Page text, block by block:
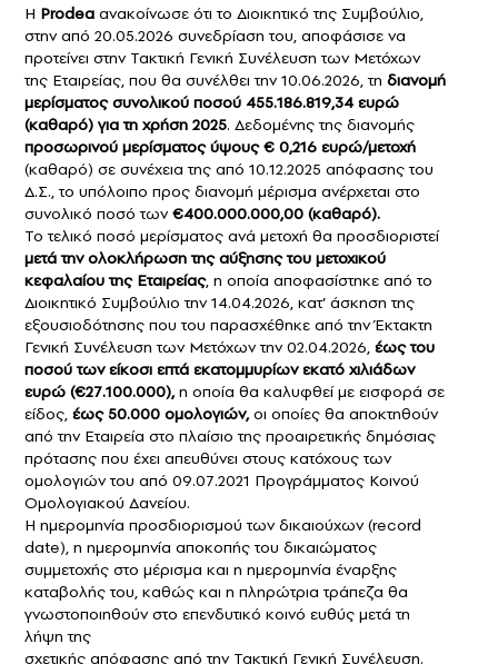
Η Prodea ανακοίνωσε ότι το Διοικητικό της Συμβούλιο,
στην από 20.05.2026 συνεδρίαση του, αποφάσισε να
προτείνει στην Τακτική Γενική Συνέλευση των Μετόχων
της Εταιρείας, που θα συνέλθει την 10.06.2026, τη διανομή
μερίσματοςσυνολικού ποσού 455.186.819,34 ευρώ
(καθαρό) για τη χρήση 2025. Δεδομένης της διανομής
προσωρινού μερίσματος ύψους € 0,216 ευρώ/μετοχή
(καθαρό) σε συνέχεια της από 10.12.2025 απόφασης του
Δ.Σ., το υπόλοιπο προς διανομή μέρισμα ανέρχεται στο
συνολικό ποσό των€400.000.000,00 (καθαρό).
Το τελικό ποσό μερίσματος ανά μετοχή θα προσδιοριστεί
μετά την ολοκλήρωση της αύξησης του μετοχικού
κεφαλαίου της Εταιρείας, η οποία αποφασίστηκε από το
Διοικητικό Συμβούλιο την 14.04.2026, κατ’ άσκηση της
εξουσιοδότησης που του παρασχέθηκε από την Έκτακτη
Γενική Συνέλευση των Μετόχων την 02.04.2026, έως του
ποσού των είκοσι επτά εκατομμυρίων εκατό χιλιάδων
ευρώ (€27.100.000),η οποία θα καλυφθεί με εισφορά σε
είδος, έως 50.000 ομολογιών,οι οποίες θα αποκτηθούν
από την Εταιρεία στο πλαίσιο της προαιρετικής δημόσιας
πρότασης που έχει απευθύνει στους κατόχους των
ομολογιών του από 09.07.2021 Προγράμματος Κοινού
Ομολογιακού Δανείου.
Η ημερομηνία προσδιορισμού των δικαιούχων (record
date), η ημερομηνία αποκοπής του δικαιώματος
συμμετοχής στο μέρισμα και η ημερομηνία έναρξης
καταβολής του, καθώς και η πληρώτρια τράπεζα θα
γνωστοποιηθούν στο επενδυτικό κοινό ευθύς μετά τη
λήψη της
σχετικής απόφασης από την Τακτική Γενική Συνέλευση.